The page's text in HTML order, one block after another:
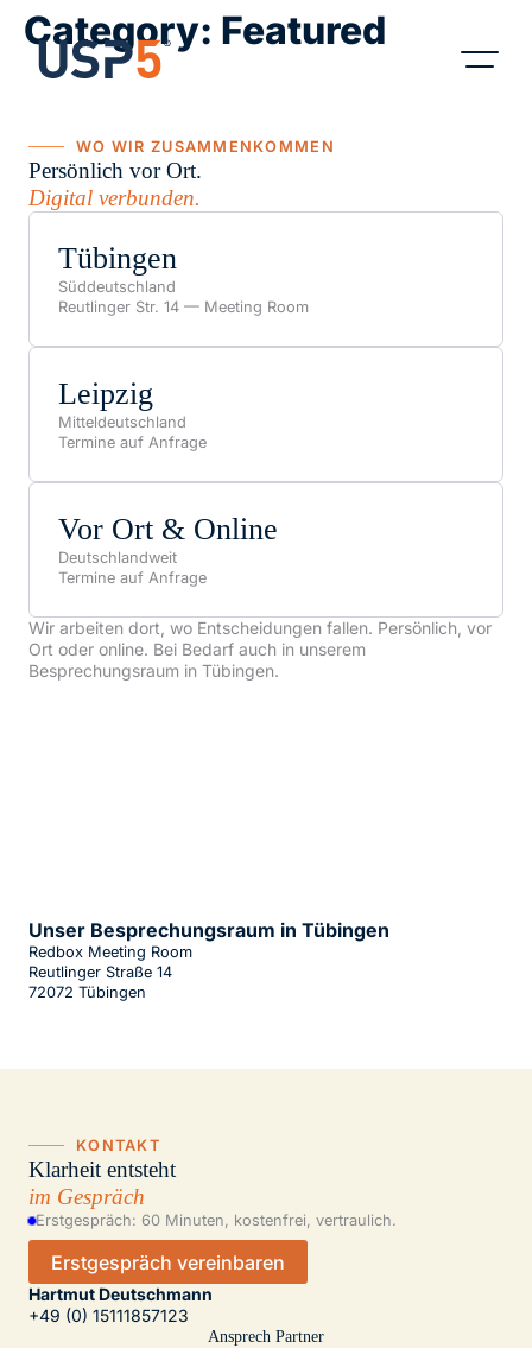
Category: Featured
WO WIR ZUSAMMENKOMMEN
Persönlich vor Ort.
Digital verbunden.
Tübingen
Süddeutschland
Reutlinger Str. 14 — Meeting Room
Leipzig
Mitteldeutschland
Termine auf Anfrage
Vor Ort & Online
Deutschlandweit
Termine auf Anfrage
Wir arbeiten dort, wo Entscheidungen fallen. Persönlich, vor
Ort oder online. Bei Bedarf auch in unserem
Besprechungsraum in Tübingen.
Unser Besprechungsraum in Tübingen
Redbox Meeting Room
Reutlinger Straße 14
72072 Tübingen
KONTAKT
Klarheit entsteht
im Gespräch
Erstgespräch: 60 Minuten, kostenfrei, vertraulich.
Erstgespräch vereinbaren
Hartmut Deutschmann
+49 (0) 15111857123
Ansprech Partner